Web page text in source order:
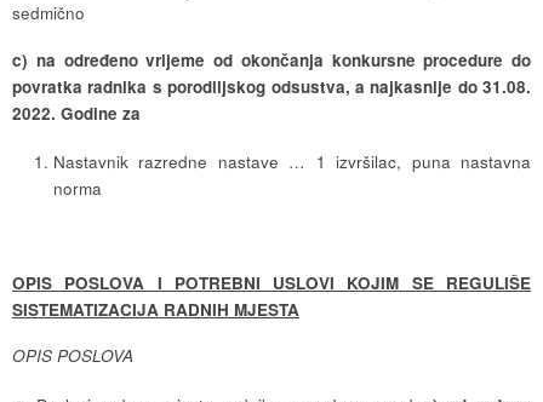
sedmično
c) na određeno vrijeme od okončanja konkursne procedure do
povratka radnika s porodiljskog odsustva, a najkasnije do 31.08.
2022. Godine za
Nastavnik razredne nastave … 1 izvršilac, puna nastavna
norma
OPIS POSLOVA I POTREBNI USLOVI KOJIM SE REGULIŠE
SISTEMATIZACIJA RADNIH MJESTA
OPIS POSLOVA